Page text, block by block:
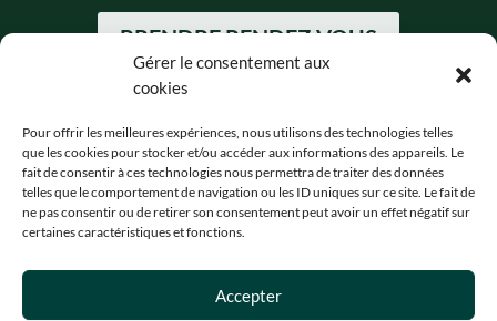
Gérer le consentement aux
cookies
Pour offrir les meilleures expériences, nous utilisons des technologies telles
que les cookies pour stocker et/ou accéder aux informations des appareils. Le
fait de consentir à ces technologies nous permettra de traiter des données
telles que le comportement de navigation ou les ID uniques sur ce site. Le fait de
ne pas consentir ou de retirer son consentement peut avoir un effet négatif sur
certaines caractéristiques et fonctions.
Accepter
PRENDRE RENDEZ-VOUS